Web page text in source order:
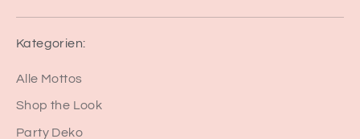
Kategorien:
Alle Mottos
Shop the Look
Party Deko